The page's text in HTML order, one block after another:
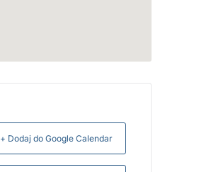
+ Dodaj do Google Calendar